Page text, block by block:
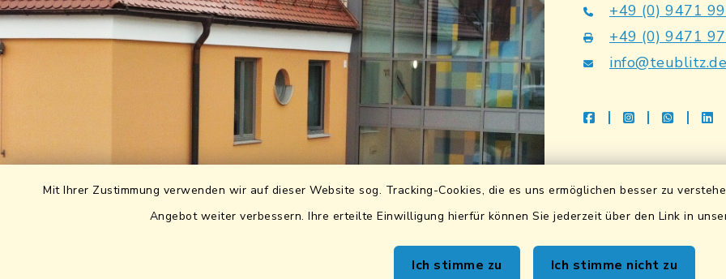
Mit Ihrer Zustimmung verwenden wir auf dieser Website sog. Tracking-Cookies, die es uns ermöglichen besser zu
Angebot weiter verbessern. Ihre erteilte Einwilligung hierfür können Sie jederzeit über den Link in
Ich stimme zu Ich stimme nicht zu
+49 (0) 9471
+49 (0) 9471
info@teublitz.de
facebookinstagramwhatsapp
Sparkasse Lkrs.
BIC: BYLADEM1SAD